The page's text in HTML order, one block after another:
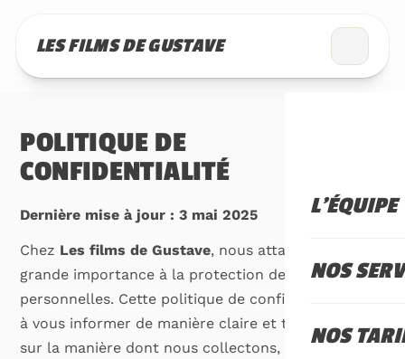
LES FILMS DE GUSTAVE
L'ÉQUIPE
NOS
NOS
POLITIQUE DE
CONFIDENTIALITÉ
Dernière mise à jour : 3 mai 2025
Chez Les films de Gustave, nous attachons une
grande importance à la protection de vos données
personnelles. Cette politique de confidentialité vise
à vous informer de manière claire et transparente
sur la manière dont nous collectons, utilisons et